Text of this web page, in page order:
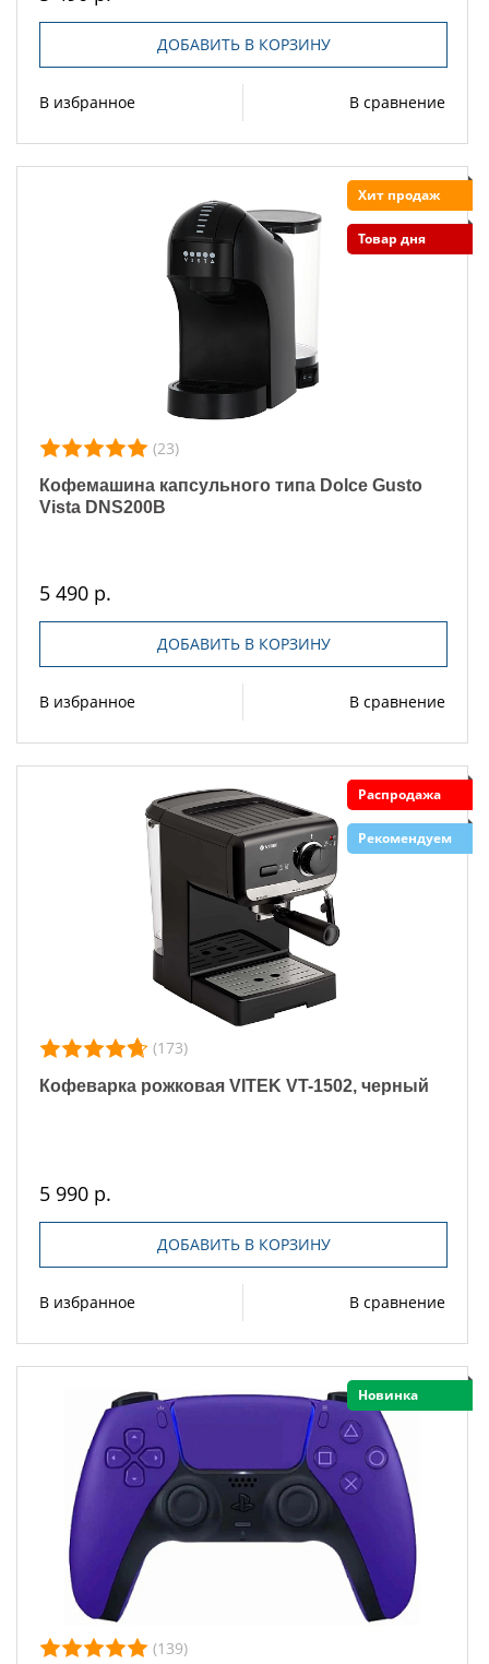
ДОБАВИТЬ В КОРЗИНУ
В избранное В сравнение
Хит продаж
Товар дня
(23)
Кофемашина капсульного типа Dolce Gusto
Vista DNS200B
5 490 р.
ДОБАВИТЬ В КОРЗИНУ
В избранное В сравнение
Распродажа
Рекомендуем
(173)
Кофеварка рожковая VITEK VT-1502, черный
5 990 р.
ДОБАВИТЬ В КОРЗИНУ
В избранное В сравнение
Новинка
(139)